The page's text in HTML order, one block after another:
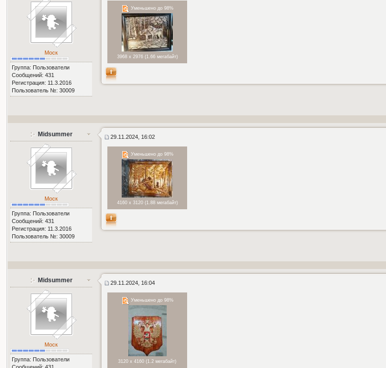
Моск
Группа: Пользователи
Сообщений: 431
Регистрация: 11.3.2016
Пользователь №: 30009
Уменьшено до 98%
3968 x 2976 (1.66 мегабайт)
Midsummer
Моск
Группа: Пользователи
Сообщений: 431
Регистрация: 11.3.2016
Пользователь №: 30009
29.11.2024, 16:02
Уменьшено до 98%
4160 x 3120 (1.88 мегабайт)
Midsummer
Моск
Группа: Пользователи
29.11.2024, 16:04
Уменьшено до 98%
3120 x 4160 (1.2 мегабайт)